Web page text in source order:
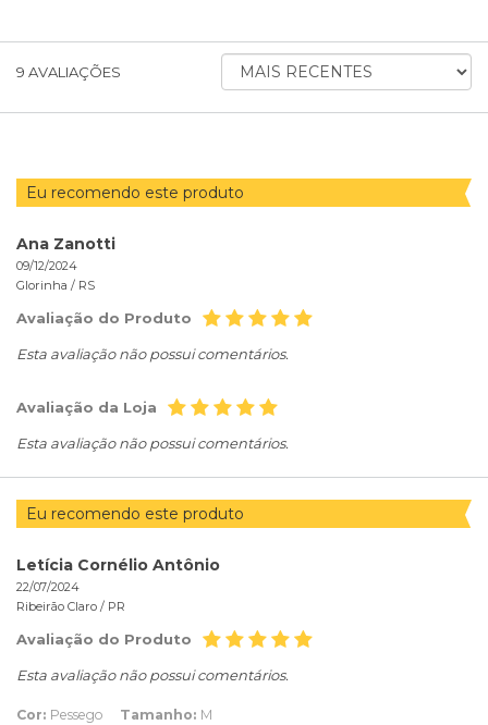
9 AVALIAÇÕES
ORDENAR
AVALIAÇÕES
Eu recomendo este produto
Ana Zanotti
09/12/2024
Glorinha / RS
Avaliação do Produto
Esta avaliação não possui comentários.
Avaliação da Loja
Esta avaliação não possui comentários.
Eu recomendo este produto
Letícia Cornélio Antônio
22/07/2024
Ribeirão Claro / PR
Avaliação do Produto
Esta avaliação não possui comentários.
Cor: Pessego Tamanho: M